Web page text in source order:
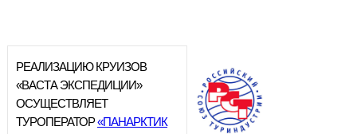
РЕАЛИЗАЦИЮ КРУИЗОВ
«ВАСТА ЭКСПЕДИЦИИ»
ОСУЩЕСТВЛЯЕТ
ТУРОПЕРАТОР«ПАНАРКТИК